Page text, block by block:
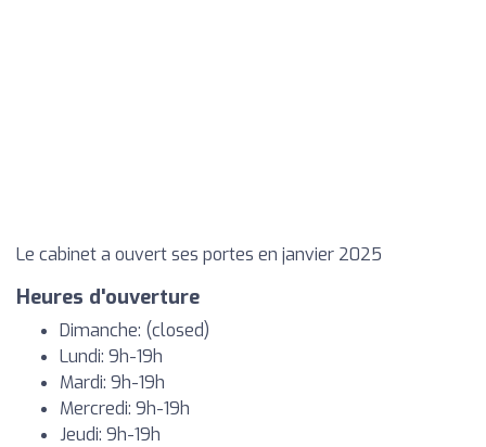
Le cabinet a ouvert ses portes en janvier 2025
Heures d'ouverture
Dimanche: (closed)
Lundi: 9h-19h
Mardi: 9h-19h
Mercredi: 9h-19h
Jeudi: 9h-19h